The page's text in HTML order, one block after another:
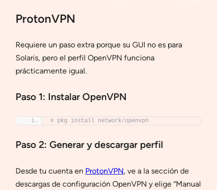
ProtonVPN
Requiere un paso extra porque su GUI no es para
Solaris, pero el perfil OpenVPN funciona
prácticamente igual.
Paso 1: Instalar OpenVPN
# pkg install network/openvpn
Paso 2: Generar y descargar perfil
Desde tu cuenta en ProtonVPN, ve a la sección de
descargas de configuración OpenVPN y elige “Manual